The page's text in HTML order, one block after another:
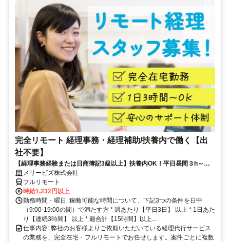
完全リモート 経理事務・経理補助/扶養内で働く【出
社不要】
【経理事務経験または日商簿記3級以上】扶養内OK！平日昼間３h～。
完全在宅で育児・介護中の方も大歓迎♪
メリービズ株式会社
フルリモート
時給1,232円以上
勤務時間・曜日: 稼働可能な時間について、下記3つの条件を日中
（9:00-19:00の間）で満たす方 * 週あたり【平日3日】 以上 * 1日あた
り【連続3時間】 以上 * 週合計【15時間】以上...
仕事内容: 弊社のお客様よりご依頼いただいている経理代行サービス
の業務を、完全在宅・フルリモートでお任せします。案件ごとに複数